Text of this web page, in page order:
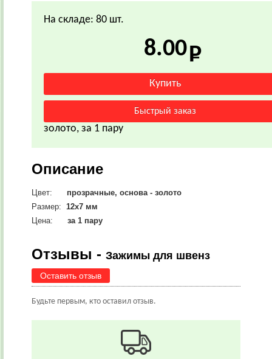
На складе: 80 шт.
8.00
золото, за 1 пару
Описание
Цвет:
прозрачные, основа - золото
Размер: 12х7 мм
Цена:
за 1 пару
Отзывы - Зажимы для швенз
Оставить отзыв
Будьте первым, кто оставил отзыв.